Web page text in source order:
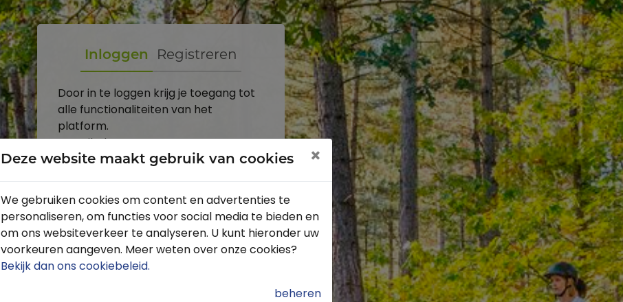
Inloggen Registreren
Door in te loggen krijg je toegang tot
alle functionaliteiten van het
platform.
Toon
Inloggen
Wachtwoord vergeten?
Deze website maakt gebruik van cookies ×
We gebruiken cookies om content en advertenties te
personaliseren, om functies voor social media te bieden en
om ons websiteverkeer te analyseren. U kunt hieronder uw
voorkeuren aangeven. Meer weten over onze cookies?
Bekijk dan ons cookiebeleid.
beheren